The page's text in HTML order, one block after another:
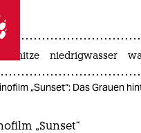
taz zahl ich
taz zahl ich
hitze niedrigwasser
„Sunset“: Das Grauen
„Sunset“